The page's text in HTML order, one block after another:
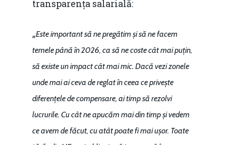
transparența salarială:
„Este important să ne pregătim și să ne facem
temele până în 2026, ca să ne coste cât mai puțin,
să existe un impact cât mai mic. Dacă vezi zonele
unde mai ai ceva de reglat în ceea ce privește
diferențele de compensare, ai timp să rezolvi
lucrurile. Cu cât ne apucăm mai din timp și vedem
ce avem de făcut, cu atât poate fi mai ușor. Toate